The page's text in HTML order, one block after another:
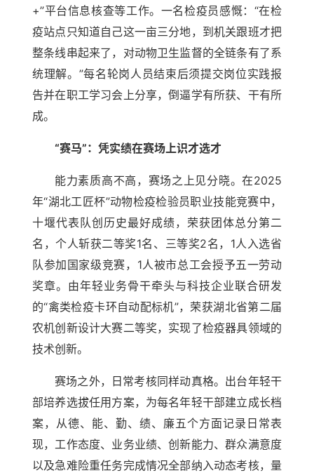
+”平台信息核查等工作。一名检疫员感慨：“在检
疫站点只知道自己这一亩三分地，到机关跟班才把
整条线串起来了，对动物卫生监督的全链条有了系
统理解。”每名轮岗人员结束后须提交岗位实践报
告并在职工学习会上分享，倒逼学有所获、干有所
成。
“赛马”：凭实绩在赛场上识才选才
能力素质高不高，赛场之上见分晓。在2025
年“湖北工匠杯”动物检疫检验员职业技能竞赛中，
十堰代表队创历史最好成绩，荣获团体总分第二
名，个人斩获二等奖1名、三等奖2名，1人入选省
队参加国家级竞赛，1人被市总工会授予五一劳动
奖章。由年轻业务骨干牵头与科技企业联合研发
的“禽类检疫卡环自动配标机”，荣获湖北省第二届
农机创新设计大赛二等奖，实现了检疫器具领域的
技术创新。
赛场之外，日常考核同样动真格。出台年轻干
部培养选拔任用方案，为每名年轻干部建立成长档
案，从德、能、勤、绩、廉五个方面记录日常表
现，工作态度、业务业绩、创新能力、群众满意度
以及急难险重任务完成情况全部纳入动态考核，量